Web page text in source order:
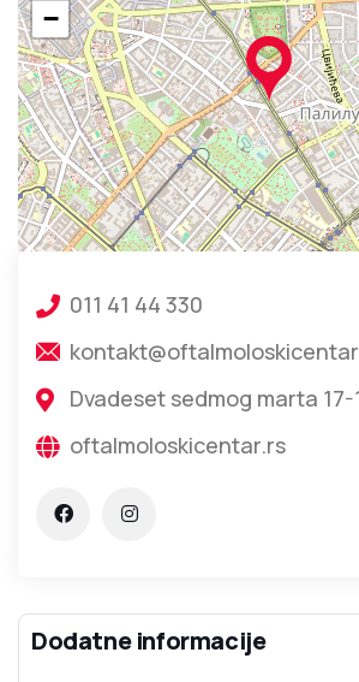
−
011 41 44 330
Dvadeset sedmog marta 17-
oftalmoloskicentar.rs
Dodatne informacije